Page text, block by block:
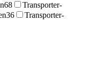
68
Transporter-
36
Transporter-